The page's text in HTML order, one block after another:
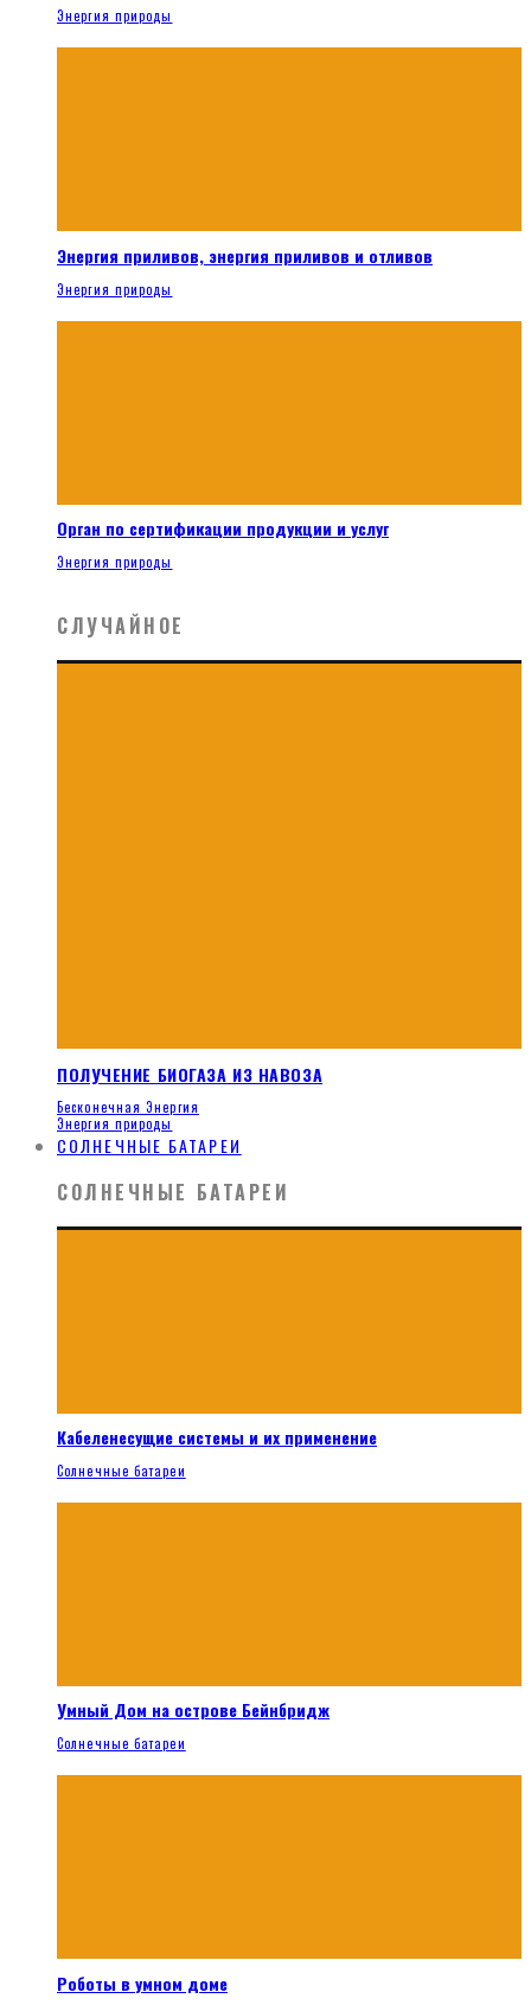
Энергия природы
Энергия приливов, энергия приливов и отливов
Энергия природы
Орган по сертификации продукции и услуг
Энергия природы
СЛУЧАЙНОЕ
ПОЛУЧЕНИЕ БИОГАЗА ИЗ НАВОЗА
Бесконечная Энергия
Энергия природы
СОЛНЕЧНЫЕ БАТАРЕИ
СОЛНЕЧНЫЕ БАТАРЕИ
Кабеленесущие системы и их применение
Солнечные батареи
Умный Дом на острове Бейнбридж
Солнечные батареи
Роботы в умном доме